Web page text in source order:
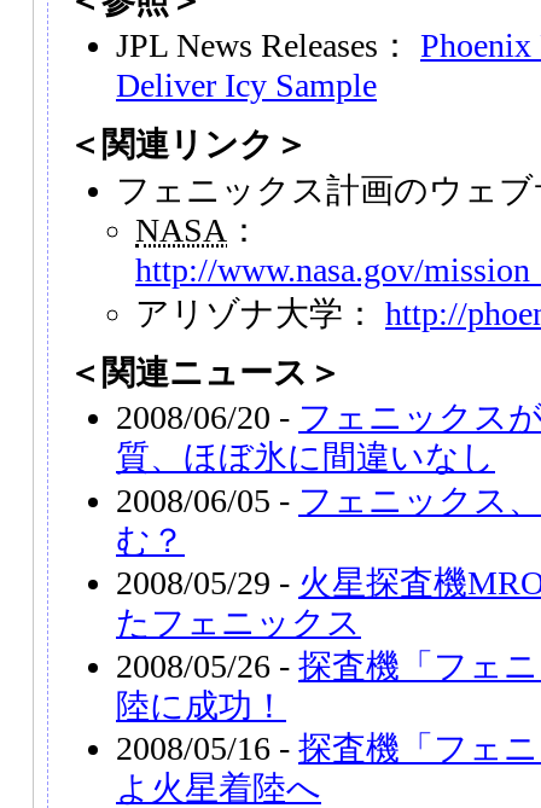
JPL News Releases： Phoenix
Deliver Icy Sample
＜関連リンク＞
フェニックス計画のウェ
NASA ：
http://www.nasa.gov/
アリゾナ大学： http://
＜関連ニュース＞
2008/06/20 - フェニックス
質、ほぼ氷に間違いなし
2008/06/05 - フェニックス
む？
2008/05/29 - 火星探査機
たフェニックス
2008/05/26 - 探査機「フェ
陸に成功！
2008/05/16 - 探査機「フェ
よ火星着陸へ